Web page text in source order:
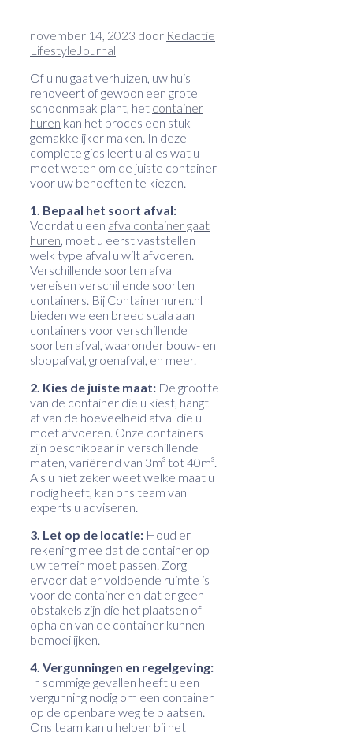
november 14, 2023 door Redactie
LifestyleJournal
Of u nu gaat verhuizen, uw huis
renoveert of gewoon een grote
schoonmaak plant, het container
huren kan het proces een stuk
gemakkelijker maken. In deze
complete gids leert u alles wat u
moet weten om de juiste container
voor uw behoeften te kiezen.
1. Bepaal het soort afval:
Voordat u een afvalcontainer gaat
huren, moet u eerst vaststellen
welk type afval u wilt afvoeren.
Verschillende soorten afval
vereisen verschillende soorten
containers. Bij Containerhuren.nl
bieden we een breed scala aan
containers voor verschillende
soorten afval, waaronder bouw- en
sloopafval, groenafval, en meer.
2. Kies de juiste maat: De grootte
van de container die u kiest, hangt
af van de hoeveelheid afval die u
moet afvoeren. Onze containers
zijn beschikbaar in verschillende
maten, variërend van 3m³ tot 40m³.
Als u niet zeker weet welke maat u
nodig heeft, kan ons team van
experts u adviseren.
3. Let op de locatie: Houd er
rekening mee dat de container op
uw terrein moet passen. Zorg
ervoor dat er voldoende ruimte is
voor de container en dat er geen
obstakels zijn die het plaatsen of
ophalen van de container kunnen
bemoeilijken.
4. Vergunningen en regelgeving:
In sommige gevallen heeft u een
vergunning nodig om een container
op de openbare weg te plaatsen.
Ons team kan u helpen bij het